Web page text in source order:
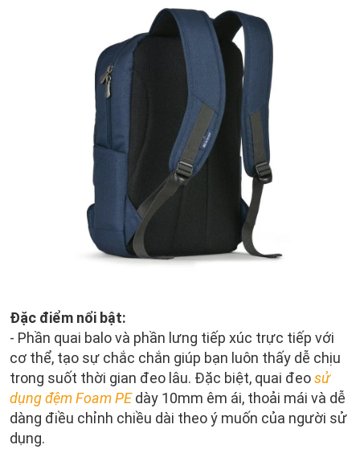
Đặc điểm nổi bật:
- Phần quai balo và phần lưng tiếp xúc trực tiếp với
cơ thể, tạo sự chắc chắn giúp bạn luôn thấy dễ chịu
trong suốt thời gian đeo lâu. Đặc biệt, quai đeosử
dụng đệm Foam PEdày 10mm êm ái, thoải mái và dễ
dàng điều chỉnh chiều dài theo ý muốn của người sử
dụng.